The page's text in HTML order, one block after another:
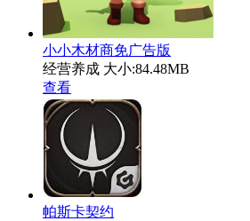
小小木材商免广告版
经营养成 大小:84.48MB
查看
帕斯卡契约